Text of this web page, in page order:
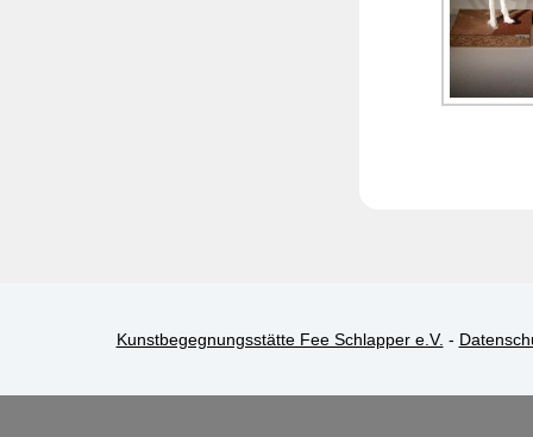
Kunstbegegnungsstätte Fee Schlapper e.V. -